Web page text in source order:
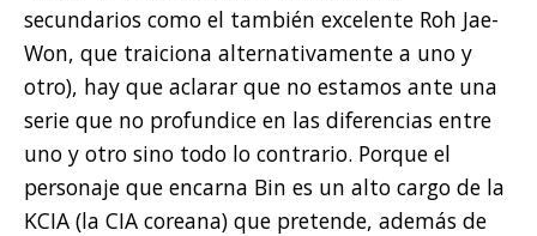
secundarios como el también excelente Roh Jae-
Won, que traiciona alternativamente a uno y
otro), hay que aclarar que no estamos ante una
serie que no profundice en las diferencias entre
uno y otro sino todo lo contrario. Porque el
personaje que encarna Bin es un alto cargo de la
KCIA (la CIA coreana) que pretende, además de